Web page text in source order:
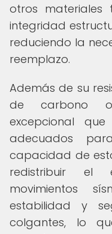
otros materiales
integridad
reduciendo la
reemplazo.
Además de su
de carbono
excepcional
adecuados
capacidad de
redistribuir el
movimientos
estabilidad y
colgantes, lo